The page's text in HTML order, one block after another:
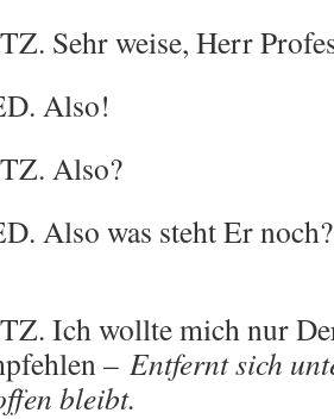
Sehr weise, Herr
Also!
Also?
Also was steht Er
Ich wollte mich nur
– Entfernt sich
bleibt.